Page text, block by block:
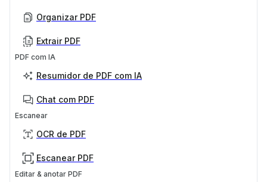
Organizar PDF
Extrair PDF
PDF com IA
Resumidor de PDF com IA
Chat com PDF
Escanear
OCR de PDF
Escanear PDF
Editar & anotar PDF